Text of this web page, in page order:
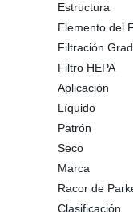
Estructura
Elemento del
Filtración
Filtro HEPA
Aplicación
Líquido
Patrón
Seco
Marca
Racor de
Clasificación